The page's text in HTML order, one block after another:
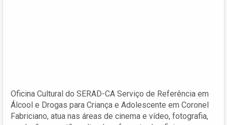
Oficina Cultural do SERAD-CA Serviço de Referência em
Álcool e Drogas para Criança e Adolescente em Coronel
Fabriciano, atua nas áreas de cinema e vídeo, fotografia,